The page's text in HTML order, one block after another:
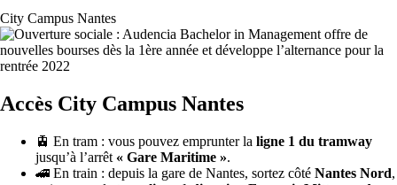
City Campus Nantes
Accès City Campus Nantes
🚊 En tram : vous pouvez emprunter la ligne 1 du tramway
jusqu’à l’arrêt « Gare Maritime ».
🚄 En train : depuis la gare de Nantes, sortez côté Nantes Nord,